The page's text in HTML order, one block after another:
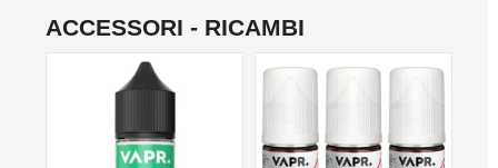
ACCESSORI - RICAMBI